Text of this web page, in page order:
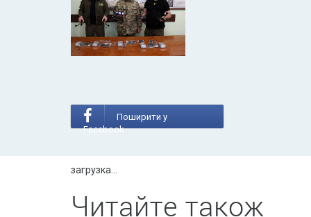
Поширити у
Facebook
загрузка...
Читайте також